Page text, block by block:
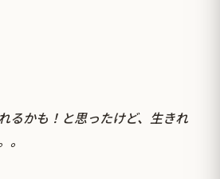
るかも！と思ったけど、生きれ
。